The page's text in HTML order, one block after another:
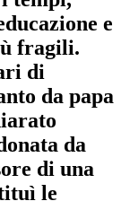
e
fragili.
di
da papa
da
di una
le